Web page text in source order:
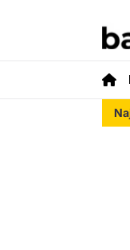
prometnu mrežu